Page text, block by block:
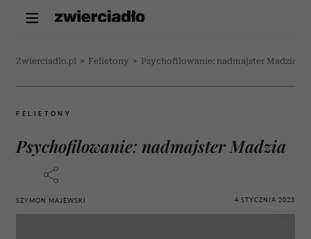
Zwierciadlo.pl > Felietony > Psychofilowanie: nadmajster Madzia
FELIETONY
Psychofilowanie: nadmajster Madzia
SZYMON MAJEWSKI 4 STYCZNIA 2023